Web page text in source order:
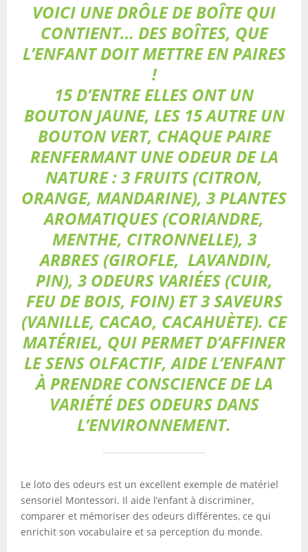
VOICI UNE DRÔLE DE BOÎTE QUI
CONTIENT… DES BOÎTES, QUE
L’ENFANT DOIT METTRE EN PAIRES
!
15 D’ENTRE ELLES ONT UN
BOUTON JAUNE, LES 15 AUTRE UN
BOUTON VERT, CHAQUE PAIRE
RENFERMANT UNE ODEUR DE LA
NATURE : 3 FRUITS (CITRON,
ORANGE, MANDARINE), 3 PLANTES
AROMATIQUES (CORIANDRE,
MENTHE, CITRONNELLE), 3
ARBRES (GIROFLE, LAVANDIN,
PIN), 3 ODEURS VARIÉES (CUIR,
FEU DE BOIS, FOIN) ET 3 SAVEURS
(VANILLE, CACAO, CACAHUÈTE). CE
MATÉRIEL, QUI PERMET D’AFFINER
LE SENS OLFACTIF, AIDE L’ENFANT
À PRENDRE CONSCIENCE DE LA
VARIÉTÉ DES ODEURS DANS
L’ENVIRONNEMENT.
Le loto des odeurs est un excellent exemple de matériel
sensoriel Montessori. Il aide l’enfant à discriminer,
comparer et mémoriser des odeurs différentes, ce qui
enrichit son vocabulaire et sa perception du monde.